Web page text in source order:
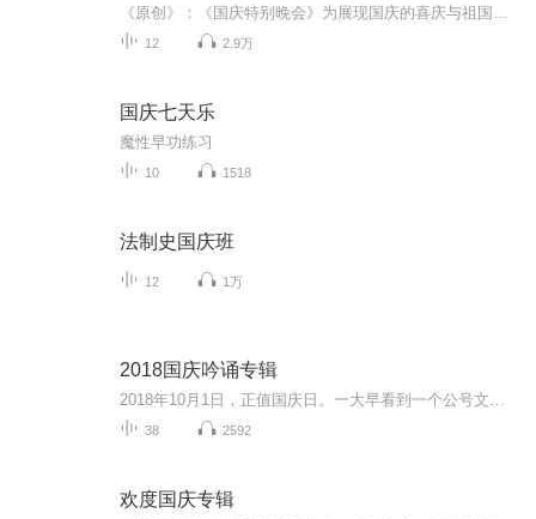
12 2.9万
国庆七天乐
魔性早功练习
10 1518
法制史国庆班
12 1万
2018国庆吟诵专辑
38 2592
欢度国庆专辑